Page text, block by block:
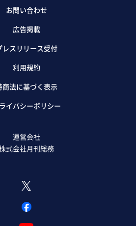
お問い合わせ
広告掲載
レスリリース受付
利用規約
商法に基づく表示
イバシーポリシー
運営会社
式会社月刊総務